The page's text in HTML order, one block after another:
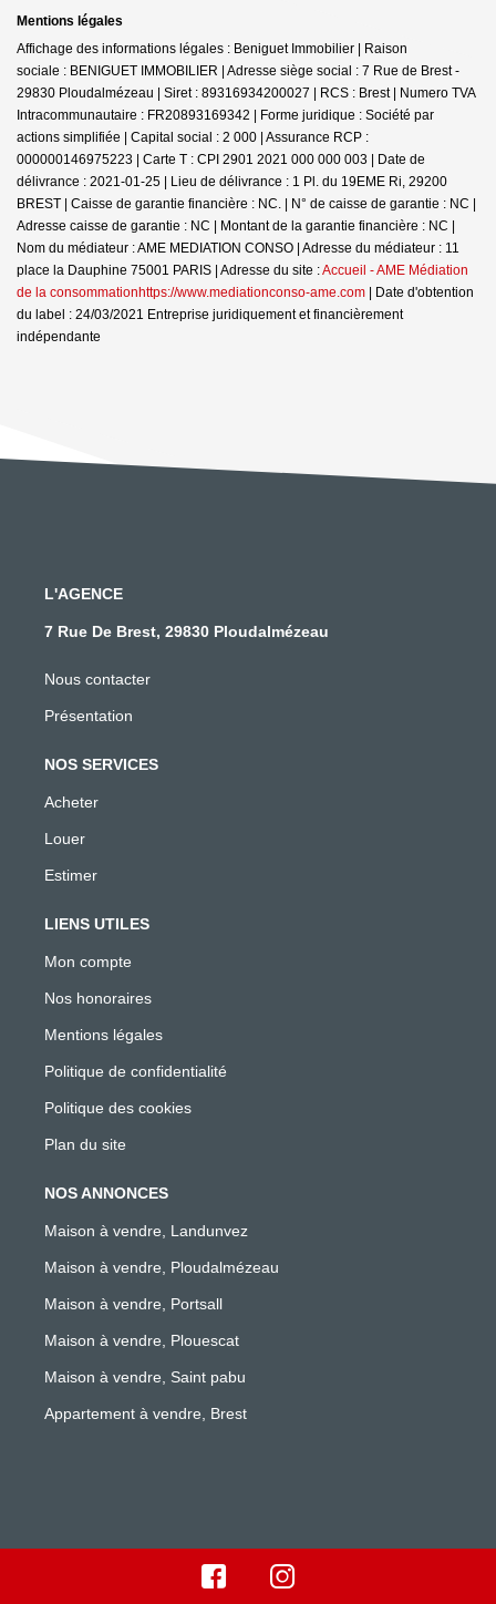
Mentions légales
Affichage des informations légales : Beniguet Immobilier | Raison
sociale : BENIGUET IMMOBILIER | Adresse siège social : 7 Rue de Brest -
29830 Ploudalmézeau | Siret : 89316934200027 | RCS : Brest | Numero TVA
Intracommunautaire : FR20893169342 | Forme juridique : Société par
actions simplifiée | Capital social : 2 000 | Assurance RCP :
000000146975223 | Carte T : CPI 2901 2021 000 000 003 | Date de
délivrance : 2021-01-25 | Lieu de délivrance : 1 Pl. du 19EME Ri, 29200
BREST | Caisse de garantie financière : NC. | N° de caisse de garantie : NC |
Adresse caisse de garantie : NC | Montant de la garantie financière : NC |
Nom du médiateur : AME MEDIATION CONSO | Adresse du médiateur : 11
place la Dauphine 75001 PARIS | Adresse du site :Accueil - AME Médiation
de la consommationhttps://www.mediationconso-ame.com | Date d'obtention
du label : 24/03/2021 Entreprise juridiquement et financièrement
indépendante
L'AGENCE
7 Rue De Brest, 29830 Ploudalmézeau
Nous contacter
Présentation
NOS SERVICES
Acheter
Louer
Estimer
LIENS UTILES
Mon compte
Nos honoraires
Mentions légales
Politique de confidentialité
Politique des cookies
Plan du site
NOS ANNONCES
Maison à vendre, Landunvez
Maison à vendre, Ploudalmézeau
Maison à vendre, Portsall
Maison à vendre, Plouescat
Maison à vendre, Saint pabu
Appartement à vendre, Brest